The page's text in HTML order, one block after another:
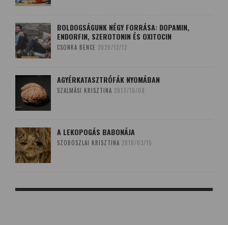
BOLDOGSÁGUNK NÉGY FORRÁSA: DOPAMIN,
ENDORFIN, SZEROTONIN ÉS OXITOCIN
CSONKA BENCE 2020/12/12
AGYÉRKATASZTRÓFÁK NYOMÁBAN
SZALMÁSI KRISZTINA 2017/10/08
A LEKOPOGÁS BABONÁJA
SZOBOSZLAI KRISZTINA 2018/03/15